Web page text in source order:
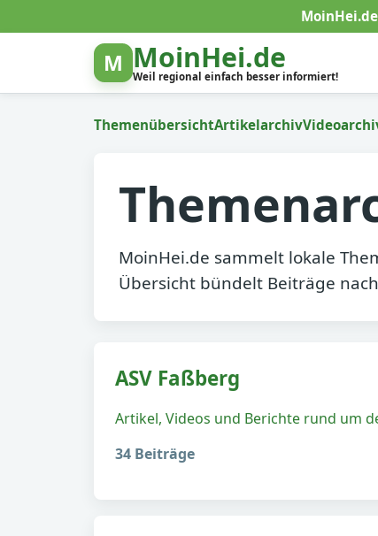
M MoinHei.de
Weil regional einfach besser informiert!
ThemenübersichtArtikelarchiv
MoinHei.de sammelt lokale
Übersicht bündelt Beiträge
ASV Faßberg
Artikel, Videos und Berichte rund um
34 Beiträge